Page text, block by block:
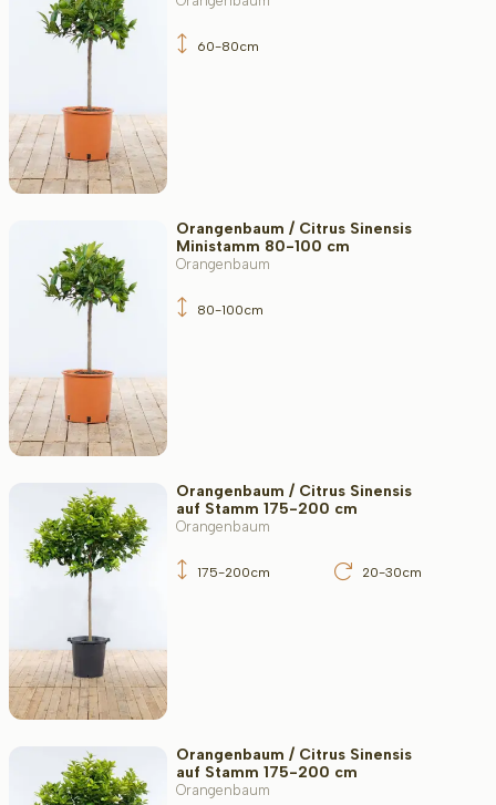
60-80cm
Orangenbaum / Citrus Sinensis
Ministamm 80-100 cm
Orangenbaum
80-100cm
Orangenbaum / Citrus Sinensis
auf Stamm 175-200 cm
Orangenbaum
175-200cm 20-30cm
Orangenbaum / Citrus Sinensis
auf Stamm 175-200 cm
Orangenbaum